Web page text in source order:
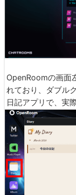
OpenRoomの画面
れており、ダブル
日記アプリで、実